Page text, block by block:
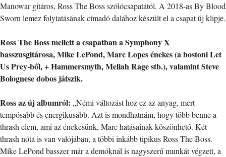
Manowar gitáros, Ross The Boss szólócsapatától. A 2018-as By Blood
Sworn lemez folytatásának címadó dalához készült el a csapat új klipje.
Ross The Boss mellett a csapatban a Symphony X
basszusgitárosa, Mike LePond, Marc Lopes énekes (a bostoni Let
Us Prey-ből, + Hammersmyth, Meliah Rage stb.), valamint Steve
Bolognese dobos játszik.
Ross az új albumról: „Némi változást hoz ez az anyag, mert
tempósabb és energikusabb. Azt is mondhatnám, hogy több benne a
thrash elem, ami az énekesünk, Marc hatásainak köszönhető. Két
thrash nóta is van valójában, a többi inkább tipikus Ross The Boss.
Mike LePond basszer már a demóknál is nagyszerű munkát végzett, a